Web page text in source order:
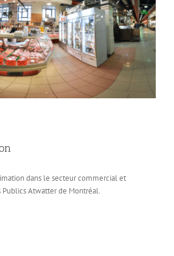
dans le secteur commercial et
Atwatter de Montréal.